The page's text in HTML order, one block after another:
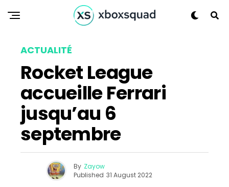
ACTUALITÉ
Rocket League
accueille Ferrari
jusqu’au 6
septembre
By Zayow
Published 31 August 2022